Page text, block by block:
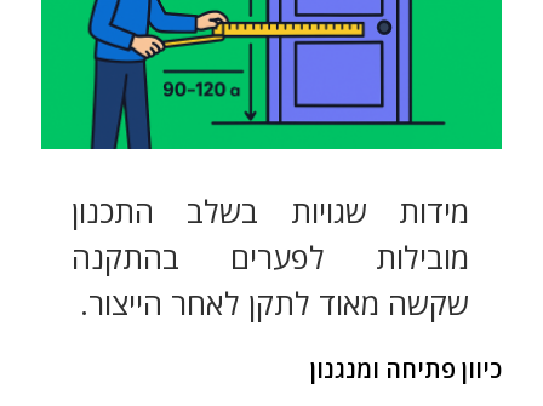
מידות שגויות בשלב התכנון
מובילות לפערים בהתקנה
שקשה מאוד לתקן לאחר הייצור.
כיוון פתיחה ומנגנון